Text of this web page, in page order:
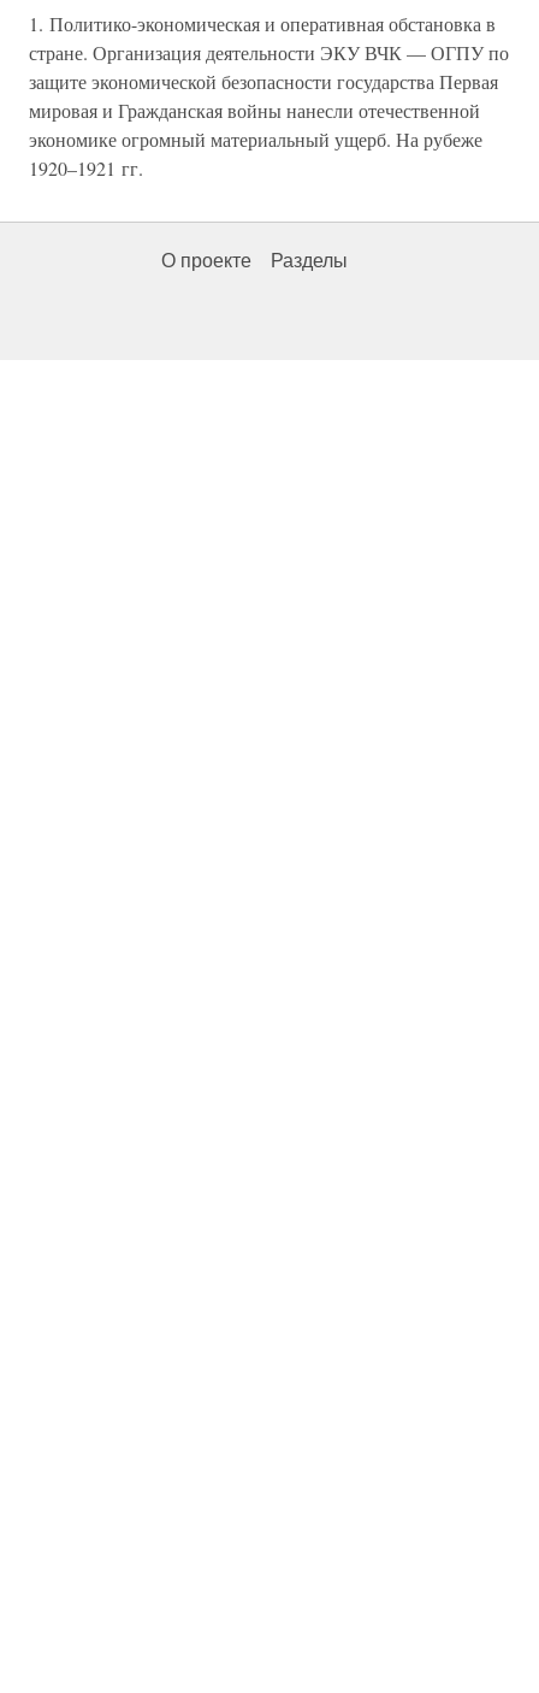
1. Политико-экономическая и оперативная обстановка в
стране. Организация деятельности ЭКУ ВЧК — ОГПУ по
защите экономической безопасности государства Первая
мировая и Гражданская войны нанесли отечественной
экономике огромный материальный ущерб. На рубеже
1920–1921 гг.
О проекте Разделы